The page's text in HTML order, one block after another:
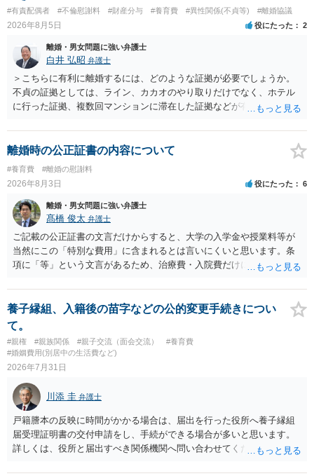
来るかと思うのですが違うのでしょうか？との点はそのとおりかと思
います。養育費は事情の変更があった場合に変更するので毎年見直す
ことはあまりないです。ご参考にしてください。
#有責配偶者 #不倫慰謝料 #財産分与 #養育費 #異性関係(不貞等) #離婚協議
2026年8月5日 役にたった 2
離婚・男女問題に強い弁護士
白井 弘昭 弁護士
＞こちらに有利に離婚するには、どのような証拠が必要でしょうか。
不貞の証拠としては、ライン、カカオのやり取りだけでなく、ホテル
に行った証拠、複数回マンションに滞在した証拠などが有効です。 不
婚する、慰謝料をとるなど）ことができると思われます。 ただし、不
貞発覚後、長期間同居を続けると、不貞を許したとの評価につながる
離婚時の公正証書の内容について
#養育費 #離婚の慰謝料
2026年8月3日 役にたった 6
離婚・男女問題に強い弁護士
髙橋 俊太 弁護士
ご記載の公正証書の文言だけからすると、大学の入学金や授業料等が
当然にこの「特別な費用」に含まれるとは言いにくいと思います。条
項に「等」という文言があるため、治療費・入院費だけに限定される
れていますので、通常は、病気や事故によって臨時に必要となった医
療費その他これに類する特別支出を念頭に置いた条項と読むのが自然
です。したがって、大学の入学金、授業料、受験費用などの教育費に
ついてまで、「この条項があるから当然に半額を請求できる」とまで
は言いにくいと思われます。なお、通常、大学進学費用をどこまで負
担すべきかについては、離婚時の合意内容のほか、子どもの年齢、大
や費用などを踏まえて個別に検討することになります。公正証書の他
の条項において、養育費の終期についてどのように定められている
か、大学進学に関する定めの有無、「教育費」「進学費用」に関する
定めの有無等について確認する必要があると考えられます。
養子縁組、入籍後の苗字などの公的変更手続きについ
て。
#親権 #親族関係 #親子交流（面会交流）
#養育費
#婚姻費用(別居中の生活費など)
2026年7月31日
川添 圭 弁護士
戸籍謄本の反映に時間がかかる場合は、届出を行った役所へ養子縁組
届受理証明書の交付申請をし、手続ができる場合が多いと思います。
詳しくは、役所と届出すべき関係機関へ問い合わせてください。